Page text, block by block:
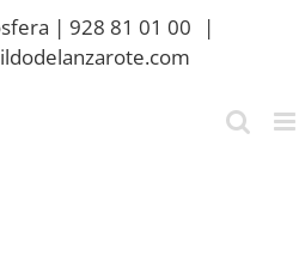
| 928 81 01 00
|